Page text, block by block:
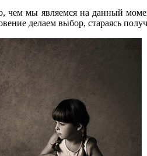
чем мы являемся на данный
делаем выбор, стараясь